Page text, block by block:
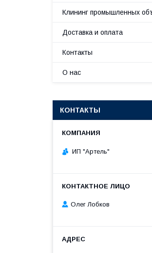
Клининг промышленных
Доставка и оплата
Контакты
О нас
КОНТАКТЫ
ИП "Артель"
Олег Лобков